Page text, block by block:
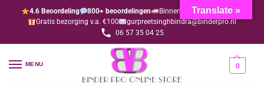
4.6 Beoordeling 800+ beoordelingen
Binnen 1-3 dagen geleverd
Gratis bezorging v.a. €100
gurpreetsinghbindra@binderpro.nl
06 57 35 04 25
MENU 0
Translate »